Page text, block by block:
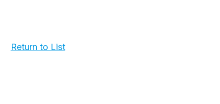
Return to List